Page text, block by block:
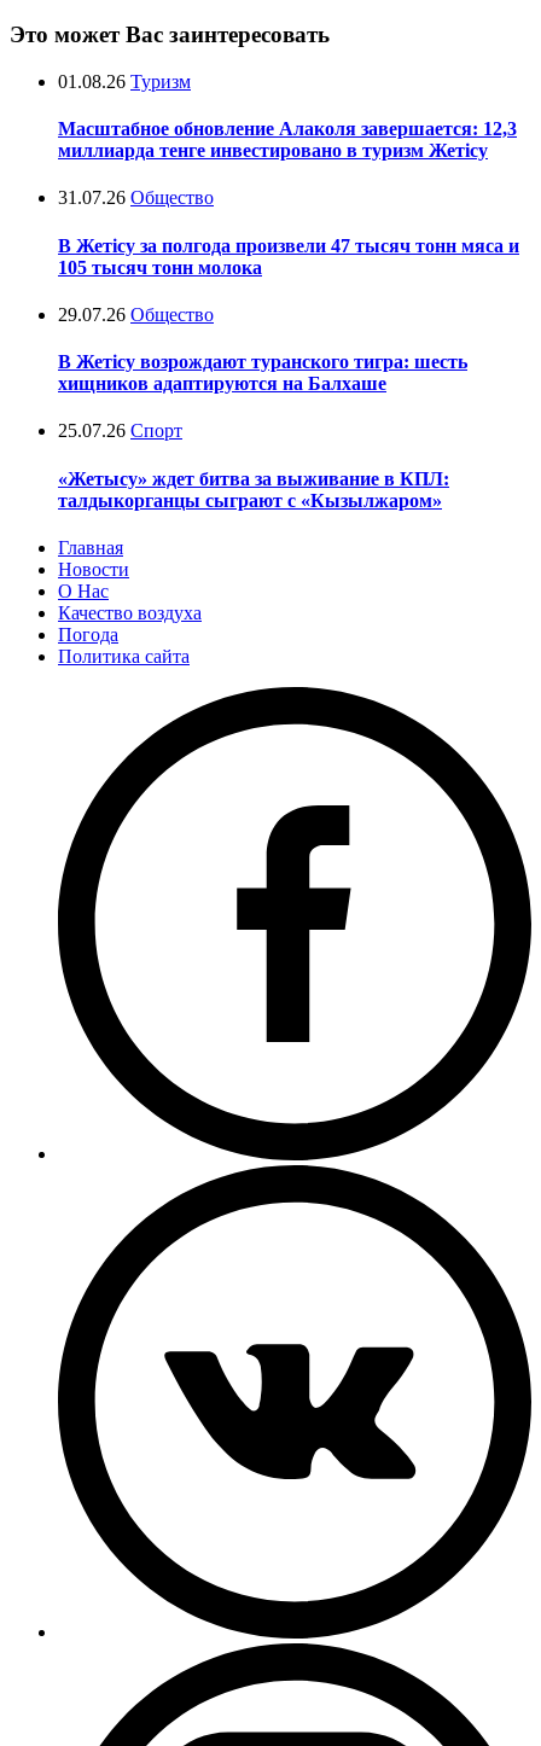
Это может Вас заинтересовать
01.08.26 Туризм
Масштабное обновление Алаколя завершается: 12,3
миллиарда тенге инвестировано в туризм Жетісу
31.07.26 Общество
В Жетісу за полгода произвели 47 тысяч тонн мяса и
105 тысяч тонн молока
29.07.26 Общество
В Жетісу возрождают туранского тигра: шесть
хищников адаптируются на Балхаше
25.07.26 Спорт
«Жетысу» ждет битва за выживание в КПЛ:
талдыкорганцы сыграют с «Кызылжаром»
Главная
Новости
О Нас
Качество воздуха
Погода
Политика сайта